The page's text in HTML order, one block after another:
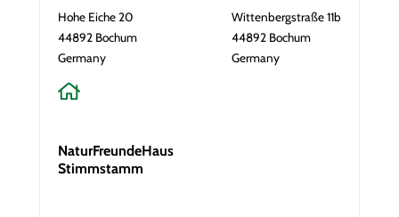
h
r
i
h
-
M
a
Nachricht*
Hohe Eiche 20
44892 Bochum
Germany
Wittenbergstraße 11b
44892 Bochum
Germany
NaturFreundeHaus
Stimmstamm